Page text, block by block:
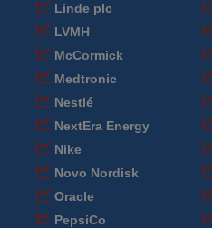
Linde plc
LVMH
McCormick
Medtronic
Nestlé
NextEra Energy
Nike
Novo Nordisk
Oracle
PepsiCo